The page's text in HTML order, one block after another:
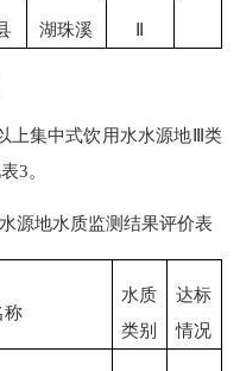
湖珠溪 Ⅱ
上集中式饮用水水源地Ⅲ类
3。
源地水质监测结果评价表
称
水质
类别
达标
情况